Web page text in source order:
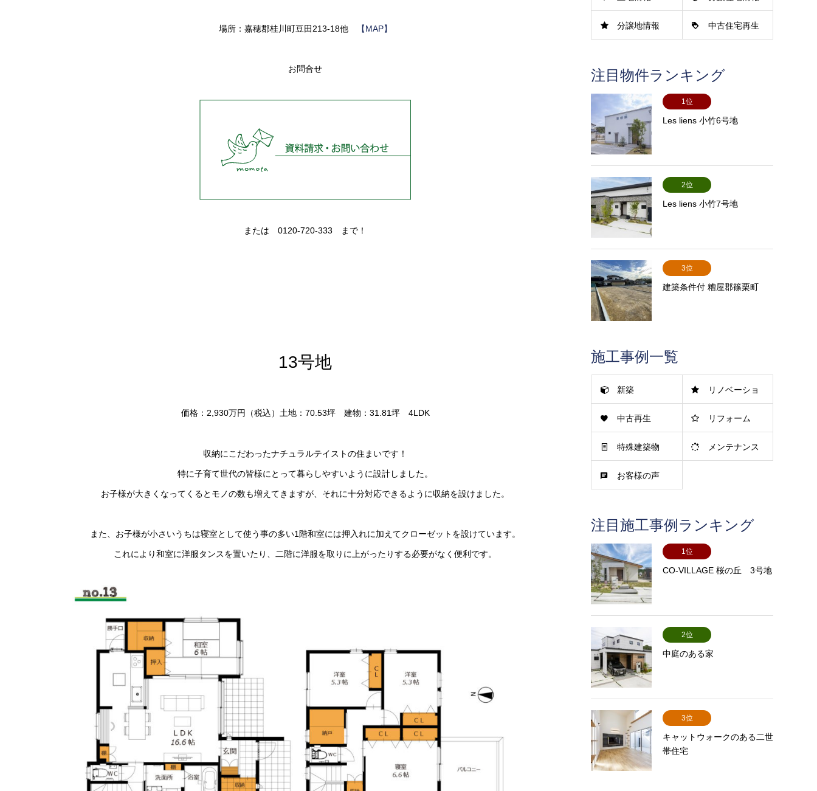
場所：嘉穂郡桂川町豆田213-18他 【MAP】
お問合せ
または 0120-720-333 まで！
13号地
価格：2,930万円（税込）土地：70.53坪 建物：31.81坪 4LDK
収納にこだわったナチュラルテイストの住まいです！
特に子育て世代の皆様にとって暮らしやすいように設計しました。
お子様が大きくなってくるとモノの数も増えてきますが、それに十分対応できるように収納を設けました。
また、お子様が小さいうちは寝室として使う事の多い1階和室には押入れに加えてクローゼットを設けています。
これにより和室に洋服タンスを置いたり、二階に洋服を取りに上がったりする必要がなく便利です。
分譲地情報 中古住宅再生
注目物件ランキング
1位
Les liens 小竹6号地
2位
Les liens 小竹7号地
3位
建築条件付 糟屋郡篠栗町
施工事例一覧
新築 リノベーショ
ン
中古再生 リフォーム
特殊建築物 メンテナンス
お客様の声
注目施工事例ランキング
1位
CO-VILLAGE 桜の丘 3号地
2位
中庭のある家
3位
キャットウォークのある二世
帯住宅